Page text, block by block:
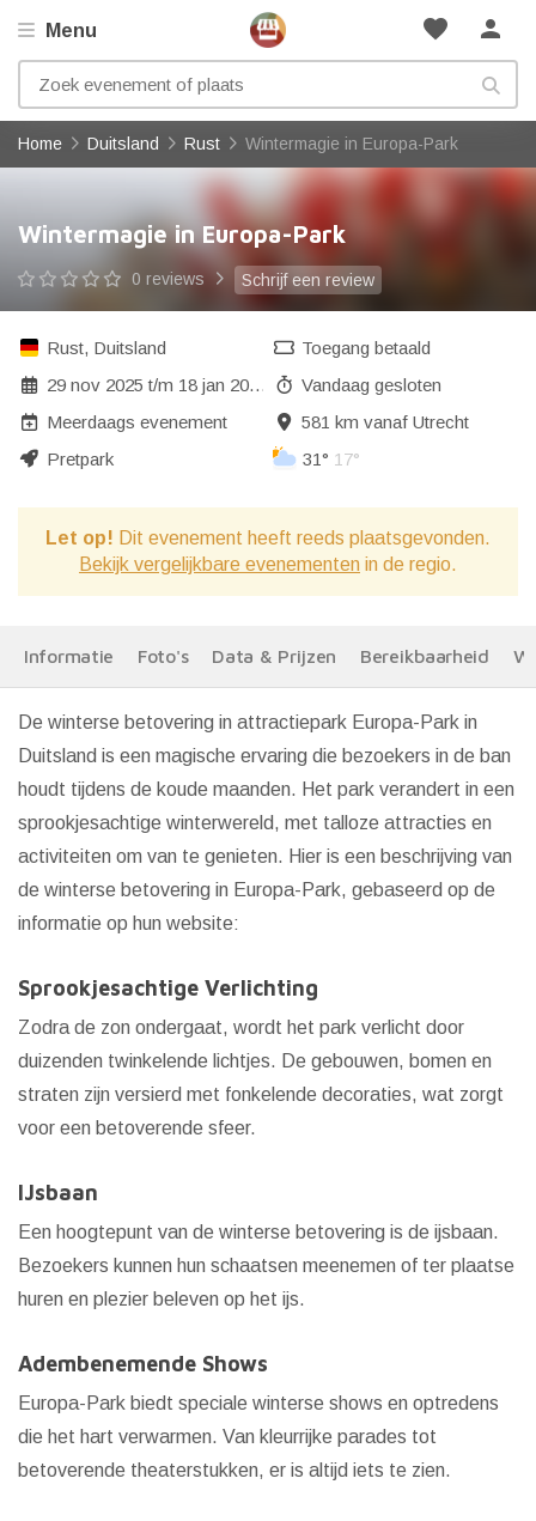
favorite person
Menu
Home Duitsland Rust Wintermagie in Europa-Park
Wintermagie in Europa-Park
0 reviews Schrijf een review
Rust, Duitsland
29 nov 2025 t/m 18 jan 2026
Meerdaags evenement
Pretpark
Toegang betaald
Vandaag gesloten
581 km vanaf Utrecht
31° 17°
Let op! Dit evenement heeft reeds plaatsgevonden.
Bekijk vergelijkbare evenementen in de regio.
Informatie Foto's Data & Prijzen Bereikbaarheid
De winterse betovering in attractiepark Europa-Park in
Duitsland is een magische ervaring die bezoekers in de ban
houdt tijdens de koude maanden. Het park verandert in een
sprookjesachtige winterwereld, met talloze attracties en
activiteiten om van te genieten. Hier is een beschrijving van
de winterse betovering in Europa-Park, gebaseerd op de
informatie op hun website:
Sprookjesachtige Verlichting
Zodra de zon ondergaat, wordt het park verlicht door
duizenden twinkelende lichtjes. De gebouwen, bomen en
straten zijn versierd met fonkelende decoraties, wat zorgt
voor een betoverende sfeer.
IJsbaan
Een hoogtepunt van de winterse betovering is de ijsbaan.
Bezoekers kunnen hun schaatsen meenemen of ter plaatse
huren en plezier beleven op het ijs.
Adembenemende Shows
Europa-Park biedt speciale winterse shows en optredens
die het hart verwarmen. Van kleurrijke parades tot
betoverende theaterstukken, er is altijd iets te zien.